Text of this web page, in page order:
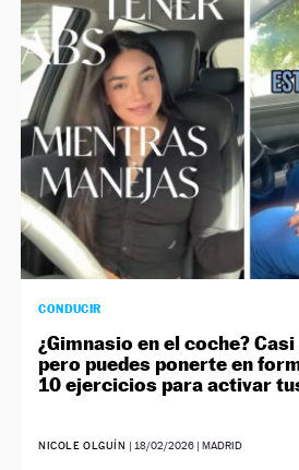
NEWSLETTER
SÍGUENOS
CONDUCIR
¿Gimnasio en el coche?
pero puedes ponerte en
10 ejercicios para activar
NICOLE OLGUÍN | 18/02/2026| MADRID